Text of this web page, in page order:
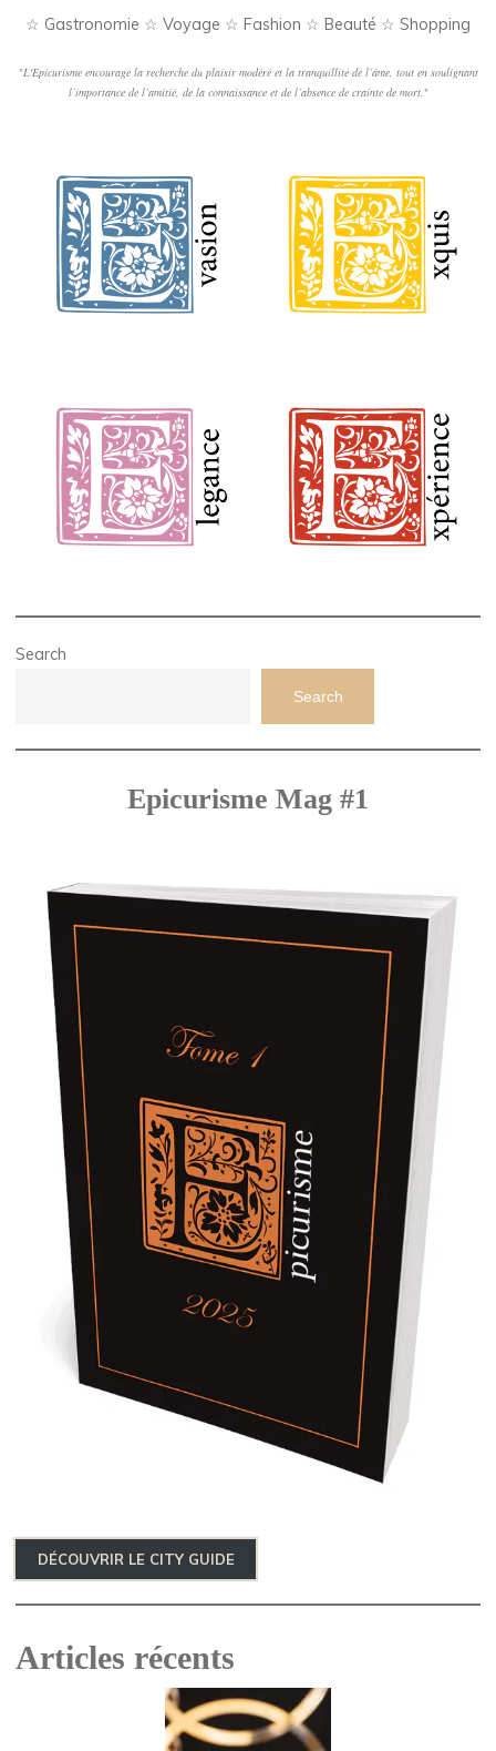
☆ Gastronomie ☆ Voyage ☆ Fashion ☆ Beauté ☆ Shopping
"L'Epicurisme encourage la recherche du plaisir modéré et la tranquillité de l’âme, tout en soulignant
l’importance de l’amitié, de la connaissance et de l’absence de crainte de mort."
Search
Search
Epicurisme Mag #1
DÉCOUVRIR LE CITY GUIDE
Articles récents